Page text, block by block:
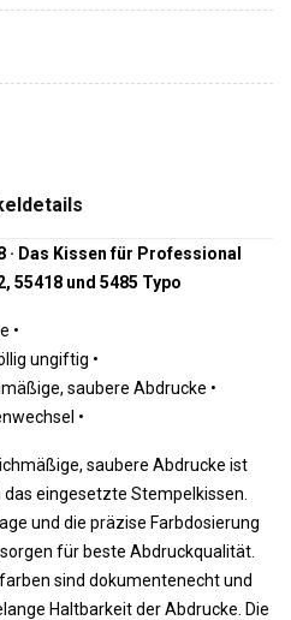
Das Kissen für Professional
55418 und 5485 Typo
•
ungiftig •
saubere Abdrucke •
•
saubere Abdrucke ist
eingesetzte Stempelkissen.
und die präzise Farbdosierung
sorgen für beste Abdruckqualität.
sind dokumentenecht und
Haltbarkeit der Abdrucke. Die